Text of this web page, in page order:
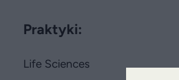
Praktyki:
Life Sciences